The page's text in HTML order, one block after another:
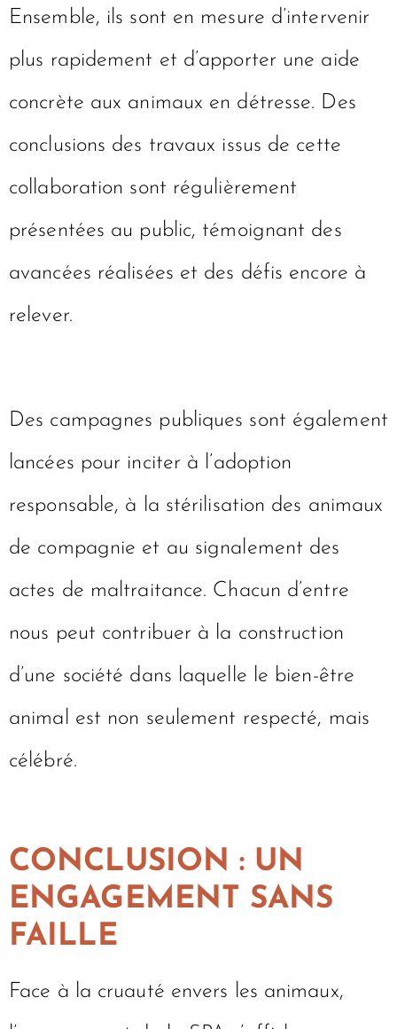
Ensemble, ils sont en mesure d’intervenir
plus rapidement et d’apporter une aide
concrète aux animaux en détresse. Des
conclusions des travaux issus de cette
collaboration sont régulièrement
présentées au public, témoignant des
avancées réalisées et des défis encore à
relever.
Des campagnes publiques sont également
lancées pour inciter à l’adoption
responsable, à la stérilisation des animaux
de compagnie et au signalement des
actes de maltraitance. Chacun d’entre
nous peut contribuer à la construction
d’une société dans laquelle le bien-être
animal est non seulement respecté, mais
célébré.
CONCLUSION : UN
ENGAGEMENT SANS
FAILLE
Face à la cruauté envers les animaux,